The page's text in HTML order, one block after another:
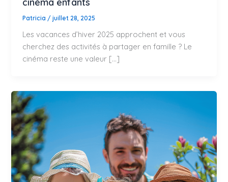
Patricia /juillet 28, 2025
Les vacances d’hiver 2025 approchent et vous
cherchez des activités à partager en famille ? Le
cinéma reste une valeur […]